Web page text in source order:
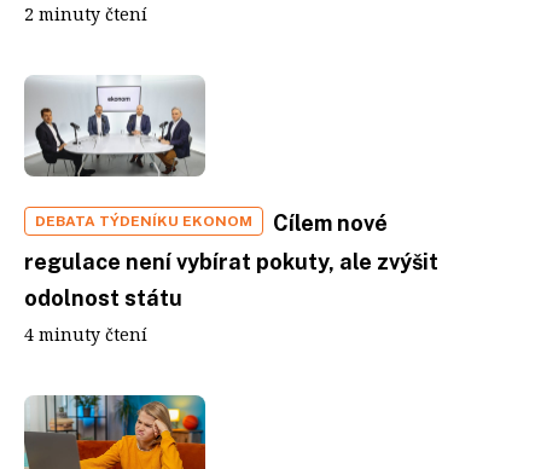
2 minuty čtení
DEBATA TÝDENÍKU EKONOM
Cílem nové
regulace není vybírat pokuty, ale zvýšit
odolnost státu
4 minuty čtení